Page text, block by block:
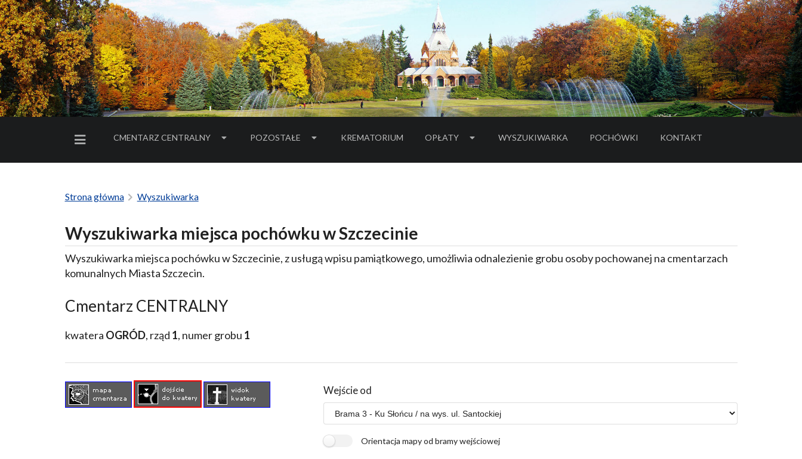
MENU BOCZNE
CMENTARZ CENTRALNY POZOSTAŁE KREMATORIUM OPŁATY WYSZUKIWARKA POCHÓWKI
- LINK DO SERWISU ZEWNĘTRZNEGO
KONTAKT
Strona główna Wyszukiwarka
Wyszukiwarka miejsca pochówku w Szczecinie
Wyszukiwarka miejsca pochówku w Szczecinie, z usługą wpisu pamiątkowego, umożliwia odnalezienie grobu osoby pochowanej na cmentarzach
komunalnych Miasta Szczecin.
Cmentarz CENTRALNY
kwatera OGRÓD, rząd 1, numer grobu 1
Wejście od
Orientacja mapy od bramy wejściowej